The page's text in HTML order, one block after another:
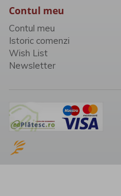
Contul meu
Contul meu
Istoric comenzi
Wish List
Newsletter